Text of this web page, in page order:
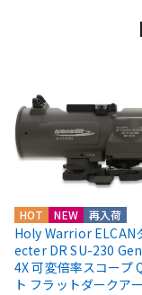
HOT NEW 再入荷
Holy Warrior ELCAN
ecter DR SU-230
4X 可変倍率スコープ
ト フラットダークア